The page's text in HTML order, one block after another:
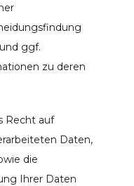
ggf.
zu deren
Recht auf
Daten,
die
Ihrer Daten